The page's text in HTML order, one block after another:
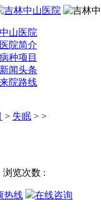
> 失眠 > >
浏览次数 :
热线 在线咨询